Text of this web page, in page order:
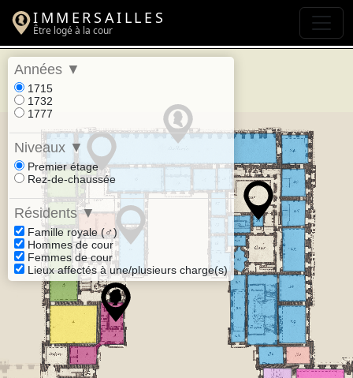
IMMERSAILLES
Être logé à la cour
Années ▼
1715
1732
1777
Niveaux ▼
Premier étage
Rez-de-chaussée
Résidents▼
Famille royale (♂)
Hommes de cour
Femmes de cour
Lieux affectés à une/plusieurs charge(s)